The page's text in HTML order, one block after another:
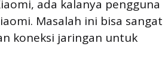
ada kalanya pengguna
Masalah ini bisa sangat
koneksi jaringan untuk